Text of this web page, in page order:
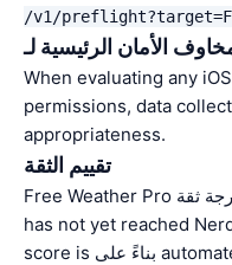
/v1/
When evaluating any
permissions, data
appropriateness.
تقييم الثقة
has not yet reached
score is بناءً على automated analysis of security,